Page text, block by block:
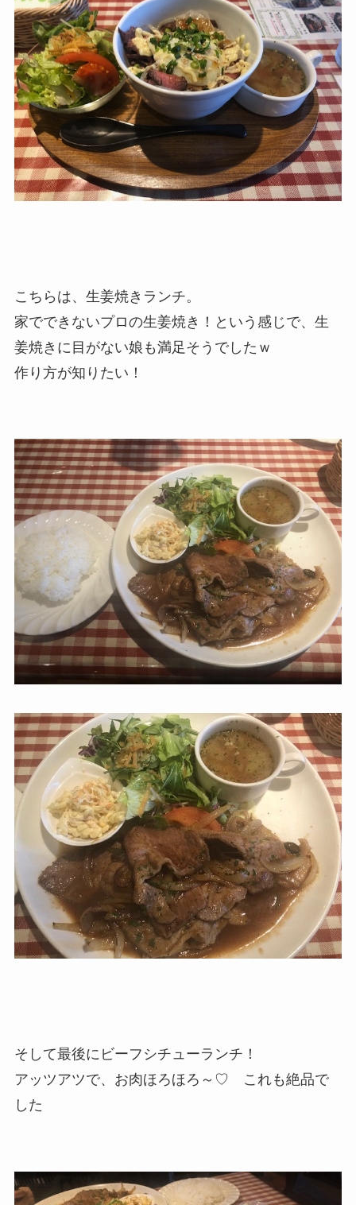
こちらは、生姜焼きランチ。
家でできないプロの生姜焼き！という感じで、生
姜焼きに目がない娘も満足そうでしたｗ
作り方が知りたい！
そして最後にビーフシチューランチ！
アッツアツで、お肉ほろほろ～♡ これも絶品で
した